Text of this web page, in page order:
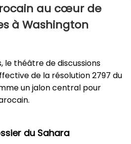
au cœur de
à Washington
le théâtre de discussions
de la résolution 2797 du
un jalon central pour
du Sahara